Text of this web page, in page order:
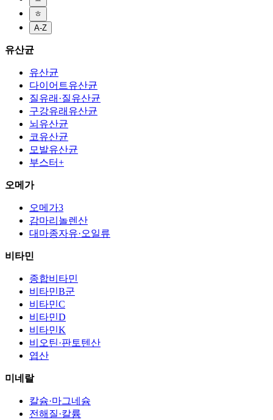
ㅎ
A-Z
유산균
유산균
다이어트유산균
질유래·질유산균
구강유래유산균
뇌유산균
코유산균
모발유산균
부스터+
오메가
오메가3
감마리놀렌산
대마종자유·오일류
비타민
종합비타민
비타민B군
비타민C
비타민D
비타민K
비오틴·판토텐산
엽산
미네랄
칼슘·마그네슘
전해질·칼륨